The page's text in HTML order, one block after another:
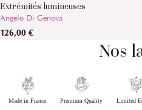
Extrémités lumineuses
Angelo Di Genova
126,00 €
Nos
Made in France Premium Quality Limited